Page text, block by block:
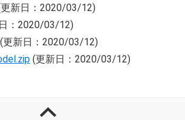
新日：2020/03/12)
：2020/03/12)
(更新日：2020/03/12)
(更新日：2020/03/12)